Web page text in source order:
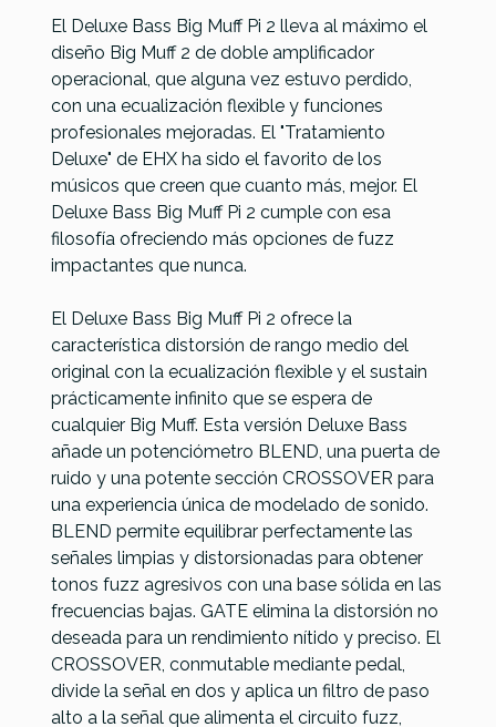
El Deluxe Bass Big Muff Pi 2 lleva al máximo el
diseño Big Muff 2 de doble amplificador
operacional, que alguna vez estuvo perdido,
con una ecualización flexible y funciones
profesionales mejoradas. El "Tratamiento
Deluxe" de EHX ha sido el favorito de los
músicos que creen que cuanto más, mejor. El
Deluxe Bass Big Muff Pi 2 cumple con esa
filosofía ofreciendo más opciones de fuzz
impactantes que nunca.
El Deluxe Bass Big Muff Pi 2 ofrece la
característica distorsión de rango medio del
original con la ecualización flexible y el sustain
prácticamente infinito que se espera de
cualquier Big Muff. Esta versión Deluxe Bass
añade un potenciómetro BLEND, una puerta de
ruido y una potente sección CROSSOVER para
una experiencia única de modelado de sonido.
BLEND permite equilibrar perfectamente las
señales limpias y distorsionadas para obtener
tonos fuzz agresivos con una base sólida en las
frecuencias bajas. GATE elimina la distorsión no
deseada para un rendimiento nítido y preciso. El
CROSSOVER, conmutable mediante pedal,
divide la señal en dos y aplica un filtro de paso
alto a la señal que alimenta el circuito fuzz,
ReferenciaPEDABAJELE012
MXR M282
Bass
Dyna
Comp
Mini
Ibanez
TS9B Bass
Tube
Screamer
MXR M-81
Bass
Preamp
MXR M82
Bass
Envelope
Filter
184,00 €